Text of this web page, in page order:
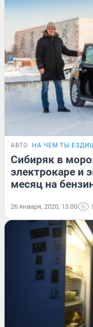
АВТО НА ЧЕМ ТЫ
Сибиряк в
электрокаре и
месяц на
26 января, 2020, 13:00